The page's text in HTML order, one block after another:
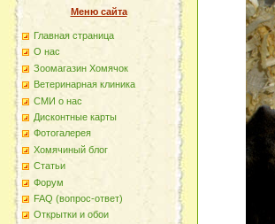
Меню сайта
Главная страница
О наc
Зоомагазин Хомячок
Ветеринарная клиника
СМИ о нас
Дисконтные карты
Фотогалерея
Хомячиный блог
Статьи
Форум
FAQ (вопрос-ответ)
Открытки и обои